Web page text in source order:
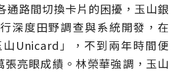
通路間切換卡片的困擾，玉山銀
深度田野調查與系統開發，在
Unicard」，不到兩年時間便
亮眼成績。林榮華強調，玉山